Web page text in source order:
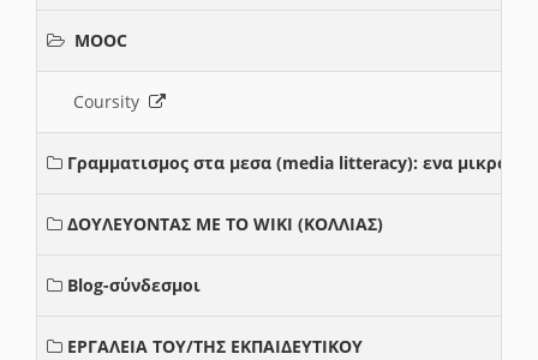
MOOC
Coursity
Γραμματισμος στα μεσα (media litteracy): ενα μικρο
ΔΟΥΛΕΥΟΝΤΑΣ ΜΕ ΤΟ WIKI (ΚΟΛΛΙΑΣ)
Blog-σύνδεσμοι
ΕΡΓΑΛΕΙΑ ΤΟΥ/ΤΗΣ ΕΚΠΑΙΔΕΥΤΙΚΟΥ